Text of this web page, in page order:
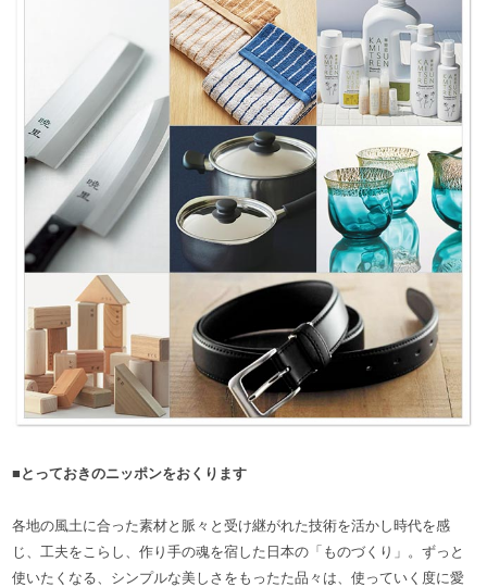
■とっておきのニッポンをおくります
各地の風土に合った素材と脈々と受け継がれた技術を活かし時代を感
じ、工夫をこらし、作り手の魂を宿した日本の「ものづくり」。ずっと
使いたくなる、シンプルな美しさをもったた品々は、使っていく度に愛